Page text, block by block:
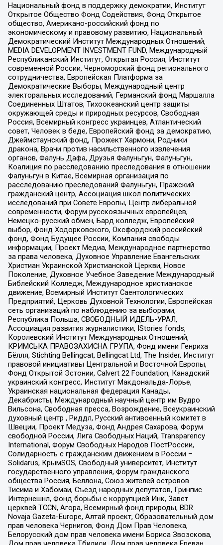
Национальный фонд в поддержку демократии, Институт
Открытое Общество Фонд Содействия, Фонд Открытое
общество, Американо-российский фонд по
экономическому и правовому развитию, Национальный
Демократический Институт Международных Отношений,
MEDIA DEVELOPMENT INVESTMENT FUND, Международный
Республиканский Институт, Открытая Россия, Институт
современной России, Черноморский фонд регионального
сотрудничества, Европейская Платформа за
Демократические Выборы, Международный центр
электоральных исследований, Германский фонд Маршалла
Соединенных Штатов, Тихоокеанский центр защиты
окружающей среды и природных ресурсов, Свободная
Россия, Всемирный конгресс украинцев, Атлантический
совет, Человек в беде, Европейский фонд за демократию,
Джеймстаунский фонд, Прожект Хармони, Родники
дракона, Врачи против насильственного извлечения
органов, Фалунь Дафа, Друзья Фалуньгун, Фалуньгун,
Коалиция по расследованию преследования в отношении
Фалуньгун в Китае, Всемирная организация по
расследованию преследований Фалуньгун, Пражский
гражданский центр, Ассоциация школ политических
исследований при Совете Европы, Центр либеральной
современности, Форум русскоязычных европейцев,
Немецко-русский обмен, Бард колледж, Европейский
выбор, Фонд Ходорковского, Оксфордский российский
фонд, Фонд Будущее России, Компания свободы
информации, Проект Медиа, Международное партнерство
за права человека, Духовное Управление Евангельских
Христиан Украинской Христианской Церкви, Новое
Поколение, Духовное Учебное Заведение Международный
Библейский Колледж, Международное христианское
движение, Всемирный Институт Саентологических
Предприятий, Церковь Духовной Технологии, Европейская
сеть организаций по наблюдению за выборами,
Республика Польша, СВОБОДНЫЙ ИДЕЛЬ-УРАЛ,
Ассоциация развития журналистики, IStories fonds,
Королевский Институт Международных Отношений,
КРИМСЬКА ПРАВОЗАХИСНА ГРУПА, Фонд имени Генриха
Бёлля, Stichting Bellingcat, Bellingcat Ltd, The Insider, Институт
правовой инициативы Центральной и Восточной Европы,
Фонд Открытой Эстонии, Calvert 22 Foundation, Канадский
украинский конгресс, Институт Макдональда-Лорье,
Украинская национальная федерация Канады,
Декабристы, Международный научный центр им Вудро
Вильсона, Свободная пресса, Возрождение, Всеукраинский
духовный центр , Риддл, Русский антивоенный комитет в
Швеции, Проект Медуза, Фонд Андрея Сахарова, Форум
свободной России, Лига Свободных Наций, Transparеncy
International, Форум Свободных Народов ПостРоссии,
Солидарность с гражданским движением в России –
Solidarus, КрымSOS, Свободный университет, Институт
государственного управления, Форум гражданского
общества Россия, Беллона, Союз жителей островов
Тисима и Хабомаи, Съезд народных депутатов, Гринпис
Интернешнл, Фонд борьбы с коррупцией Инк, Завет
церквей TCCN, Агора, Всемирный фонд природы, BDR
Novaja Gazeta-Europe, Алтай проект, Образовательный дом
прав человека Чернигов, Фонд Дом Прав Человека,
Белорусский дом прав человека имени Бориса Звозскова,